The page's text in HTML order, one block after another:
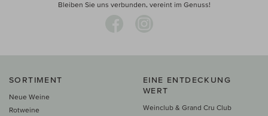
Bleiben Sie uns verbunden, vereint im Genuss!
SORTIMENT
Neue Weine
Rotweine
EINE ENTDECKUNG
WERT
Weinclub & Grand Cru Club